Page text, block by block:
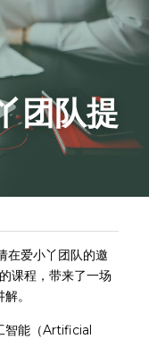
团队提
爱小丫团队的邀
课程，带来了一场
。
智能（Artificial